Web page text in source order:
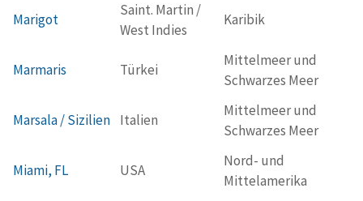
Marigot
Saint. Martin /
West Indies
Karibik
Marmaris Türkei
Mittelmeer und
Schwarzes Meer
Marsala / Sizilien Italien
Mittelmeer und
Schwarzes Meer
Miami, FL USA
Nord- und
Mittelamerika